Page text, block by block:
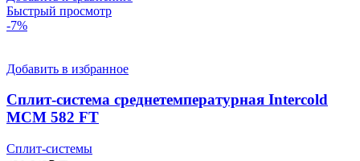
Быстрый просмотр
-7%
Добавить в избранное
Сплит-система среднетемпературная Intercold
MCM 582 FT
Сплит-системы